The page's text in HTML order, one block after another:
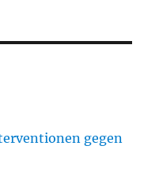
gegen